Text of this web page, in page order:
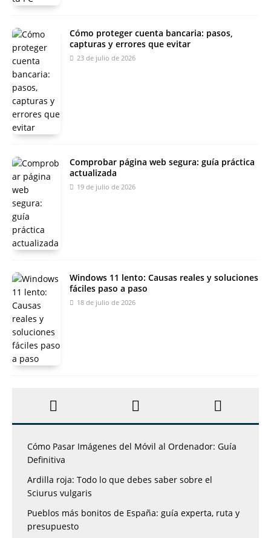
Cómo proteger cuenta bancaria: pasos,
capturas y errores que evitar
23 de julio de 2026
Comprobar página web segura: guía práctica
actualizada
19 de julio de 2026
Windows 11 lento: Causas reales y soluciones
fáciles paso a paso
18 de julio de 2026
Cómo Pasar Imágenes del Móvil al Ordenador: Guía
Definitiva
Ardilla roja: Todo lo que debes saber sobre el
Sciurus vulgaris
Pueblos más bonitos de España: guía experta, ruta y
presupuesto